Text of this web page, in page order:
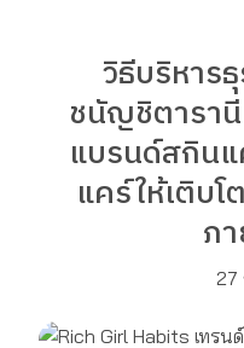
วิธีบริหาร
ชนัญชิตารา
แบรนด์สกิน
แคร์ให้เติบโ
ภ
27